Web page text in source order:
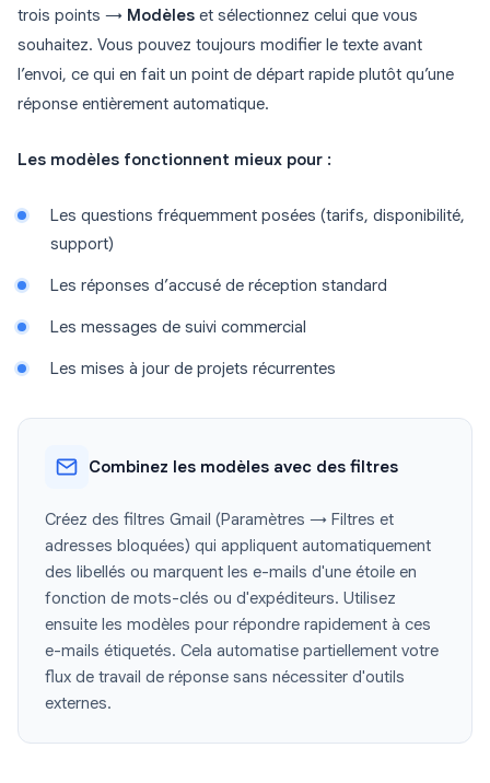
trois points → Modèles et sélectionnez celui que vous
souhaitez. Vous pouvez toujours modifier le texte avant
l’envoi, ce qui en fait un point de départ rapide plutôt qu’une
réponse entièrement automatique.
Les modèles fonctionnent mieux pour :
Les questions fréquemment posées (tarifs, disponibilité,
support)
Les réponses d’accusé de réception standard
Les messages de suivi commercial
Les mises à jour de projets récurrentes
Combinez les modèles avec des filtres
Créez des filtres Gmail (Paramètres → Filtres et
adresses bloquées) qui appliquent automatiquement
des libellés ou marquent les e-mails d'une étoile en
fonction de mots-clés ou d'expéditeurs. Utilisez
ensuite les modèles pour répondre rapidement à ces
e-mails étiquetés. Cela automatise partiellement votre
flux de travail de réponse sans nécessiter d'outils
externes.